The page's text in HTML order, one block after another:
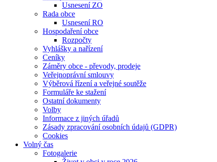
Usnesení ZO
Rada obce
Usnesení RO
Hospodaření obce
Rozpočty
Vyhlášky a nařízení
Ceníky
Záměry obce - převody, prodeje
Veřejnoprávní smlouvy
Výběrová řízení a veřejné soutěže
Formuláře ke stažení
Ostatní dokumenty
Volby
Informace z jiných úřadů
Zásady zpracování osobních údajů (GDPR)
Cookies
Volný čas
Fotogalerie